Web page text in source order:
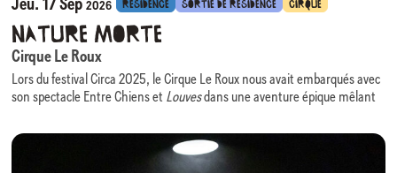
Jeu. 17 Sep2026 RÉSIDENCE SORTIE DE RÉSIDENCE CIRQUE
Nature Morte
Cirque Le Roux
Lors du festival Circa 2025, le Cirque Le Roux nous avait embarqués avec
son spectacle Entre Chiens et Louvesdans une aventure épique mêlant
évolutive des plus ingénieuses.
Nous avons le plaisir d’accueillir à nouveau cette équipe, cette fois en
résidence, pour la création de son prochain spectacle :